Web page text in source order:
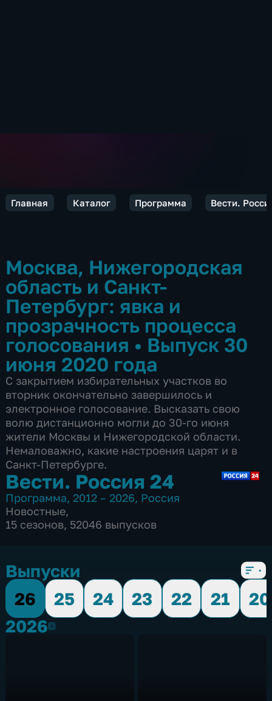
Главная Каталог Программа Вести.
Москва, Нижегородская
область и Санкт-
Петербург: явка и
прозрачность процесса
голосования • Выпуск 30
июня 2020 года
С закрытием избирательных участков во
вторник окончательно завершилось и
электронное голосование. Высказать свою
волю дистанционно могли до 30-го июня
жители Москвы и Нижегородской области.
Немаловажно, какие настроения царят и в
Санкт-Петербурге.
Вести. Россия 24
Программа, 2012 – 2026, Россия
Новостные,
15 сезонов, 52046 выпусков
Выпуски
26
25 24 23 22 21
20
20262026